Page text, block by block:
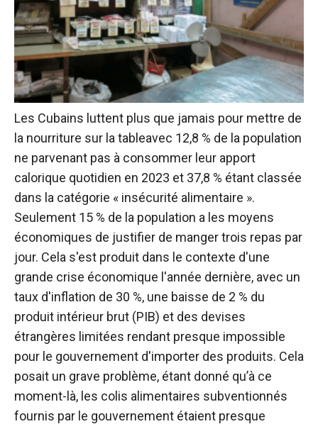
Les Cubains luttent plus que jamais pour mettre de
la nourriture sur la tableavec 12,8 % de la population
ne parvenant pas à consommer leur apport
calorique quotidien en 2023 et 37,8 % étant classée
dans la catégorie « insécurité alimentaire ».
Seulement 15 % de la population a les moyens
économiques de justifier de manger trois repas par
jour. Cela s'est produit dans le contexte d'une
grande crise économique l'année dernière, avec un
taux d'inflation de 30 %, une baisse de 2 % du
produit intérieur brut (PIB) et des devises
étrangères limitées rendant presque impossible
pour le gouvernement d'importer des produits. Cela
posait un grave problème, étant donné qu’à ce
moment-là, les colis alimentaires subventionnés
fournis par le gouvernement étaient presque